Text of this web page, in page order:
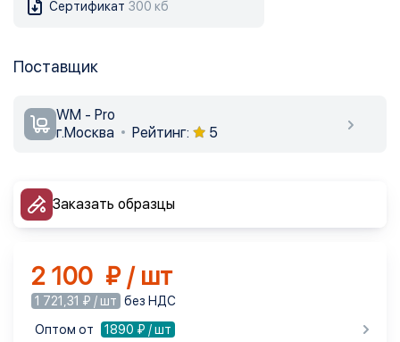
Сертификат 300 кб
Поставщик
WM - Pro
г.Москва
Рейтинг: 5
Заказать образцы
2 100 ₽ / шт
1 721,31 ₽ / шт без НДС
Оптом от
1890 ₽ / шт